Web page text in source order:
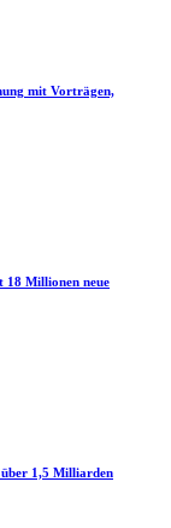
mit Vorträgen,
18 Millionen neue
1,5 Milliarden